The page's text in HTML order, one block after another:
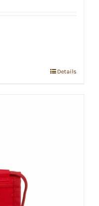
Details